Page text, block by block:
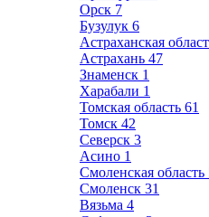
Орск 7
Бузулук 6
Астраханская
Астрахань 47
Знаменск 1
Харабали 1
Томская область 61
Томск 42
Северск 3
Асино 1
Смоленская область
Смоленск 31
Вязьма 4